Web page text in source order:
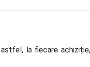
la fiecare